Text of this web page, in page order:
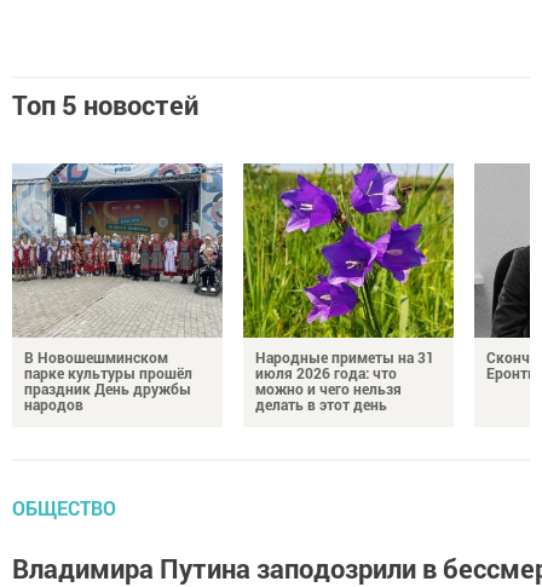
Топ 5 новостей
В Новошешминском
парке культуры прошёл
праздник День дружбы
народов
Народные приметы на 31
июля 2026 года: что
можно и чего нельзя
делать в этот день
ОБЩЕСТВО
Владимира Путина заподозрили в